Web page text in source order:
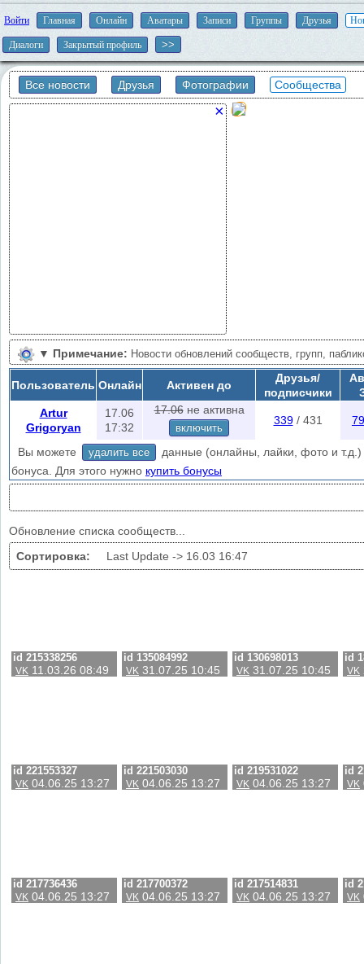
Войти Главная Онлайн Аватары Записи Группы Друзья
Диалоги Закрытый профиль
Все новости Друзья Фотографии Сообщества
×
▼ Примечание: Новости обновлений сообществ, групп,
при заходе на эту страничку.
Скрытые группы находятся в автоматическом режиме или в меню
поиска скрытых сообществ.
Пользователь Онлайн Активен до
Друзья/
подписчики
Artur
Grigoryan
17.06
17:32
17.06не активна
включить
339/ 431 79
Вы можете удалить все
данные (онлайны, лайки, фото и т.д.)
бонуса. Для этого нужно купить бонусы
Обновление списка сообществ...
Сортировка: Last Update -> 16.03 16:47
id 215338256
VK 11.03.26 08:49
id 135084992
VK 31.07.25 10:45
id 130698013
VK 31.07.25 10:45
id
VK
id 221553327
VK 04.06.25 13:27
id 221503030
VK 04.06.25 13:27
id 219531022
VK 04.06.25 13:27
id
VK
id 217736436
VK 04.06.25 13:27
id 217700372
VK 04.06.25 13:27
id 217514831
VK 04.06.25 13:27
id
VK